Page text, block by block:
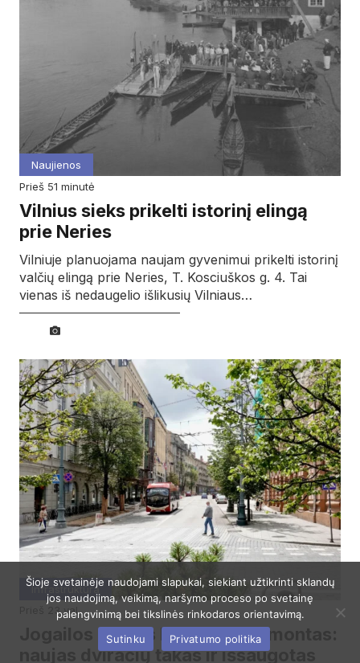
Naujienos
prieš 51 minutė
Vilnius sieks prikelti istorinį elingą
prie Neries
Vilniuje planuojama naujam gyvenimui prikelti istorinį
valčių elingą prie Neries, T. Kosciuškos g. 4. Tai
vienas iš nedaugelio išlikusių Vilniaus…
Infrastruktūra
prieš 23 val
Jogailos gatvės kapitalinis remontas:
naujas dviračių takas ir išsaugotas
Šioje svetainėje naudojami slapukai, siekiant užtikrinti sklandų
jos naudojimą, veikimą, naršymo proceso po svetainę
palengvinimą bei tikslinės rinkodaros orientavimą.
Sutinku
Privatumo politika